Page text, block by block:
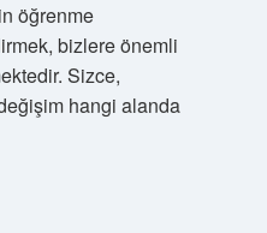
öğrenme
bizlere önemli
Sizce,
hangi alanda